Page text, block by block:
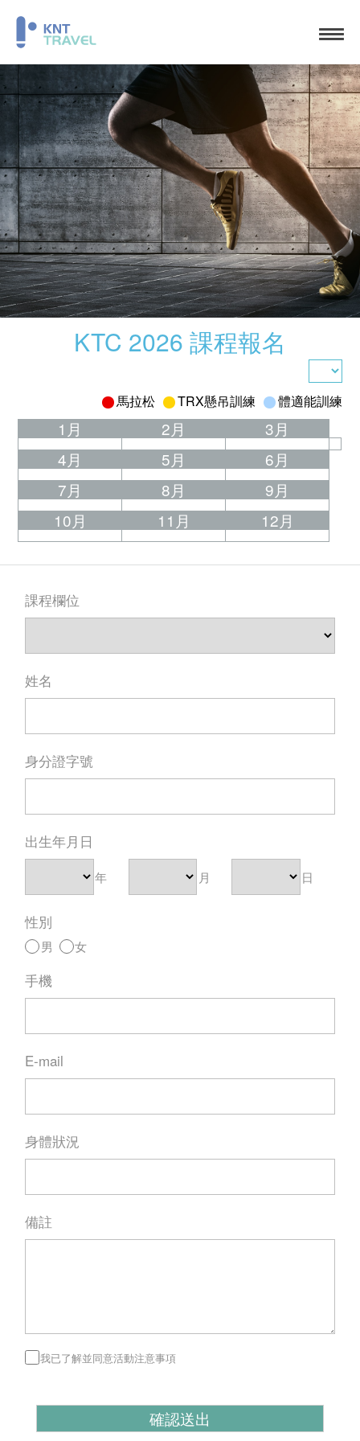
KTC 2026 課程報名
馬拉松 TRX懸吊訓練 體適能訓練
1月 2月
3月
4月
5月
6月
7月
8月
9月
10月
11月 12月
課程欄位
姓名
身分證字號
出生年月日
年 月 日
性別
男 女
手機
E-mail
身體狀況
備註
我已了解並同意活動注意事項